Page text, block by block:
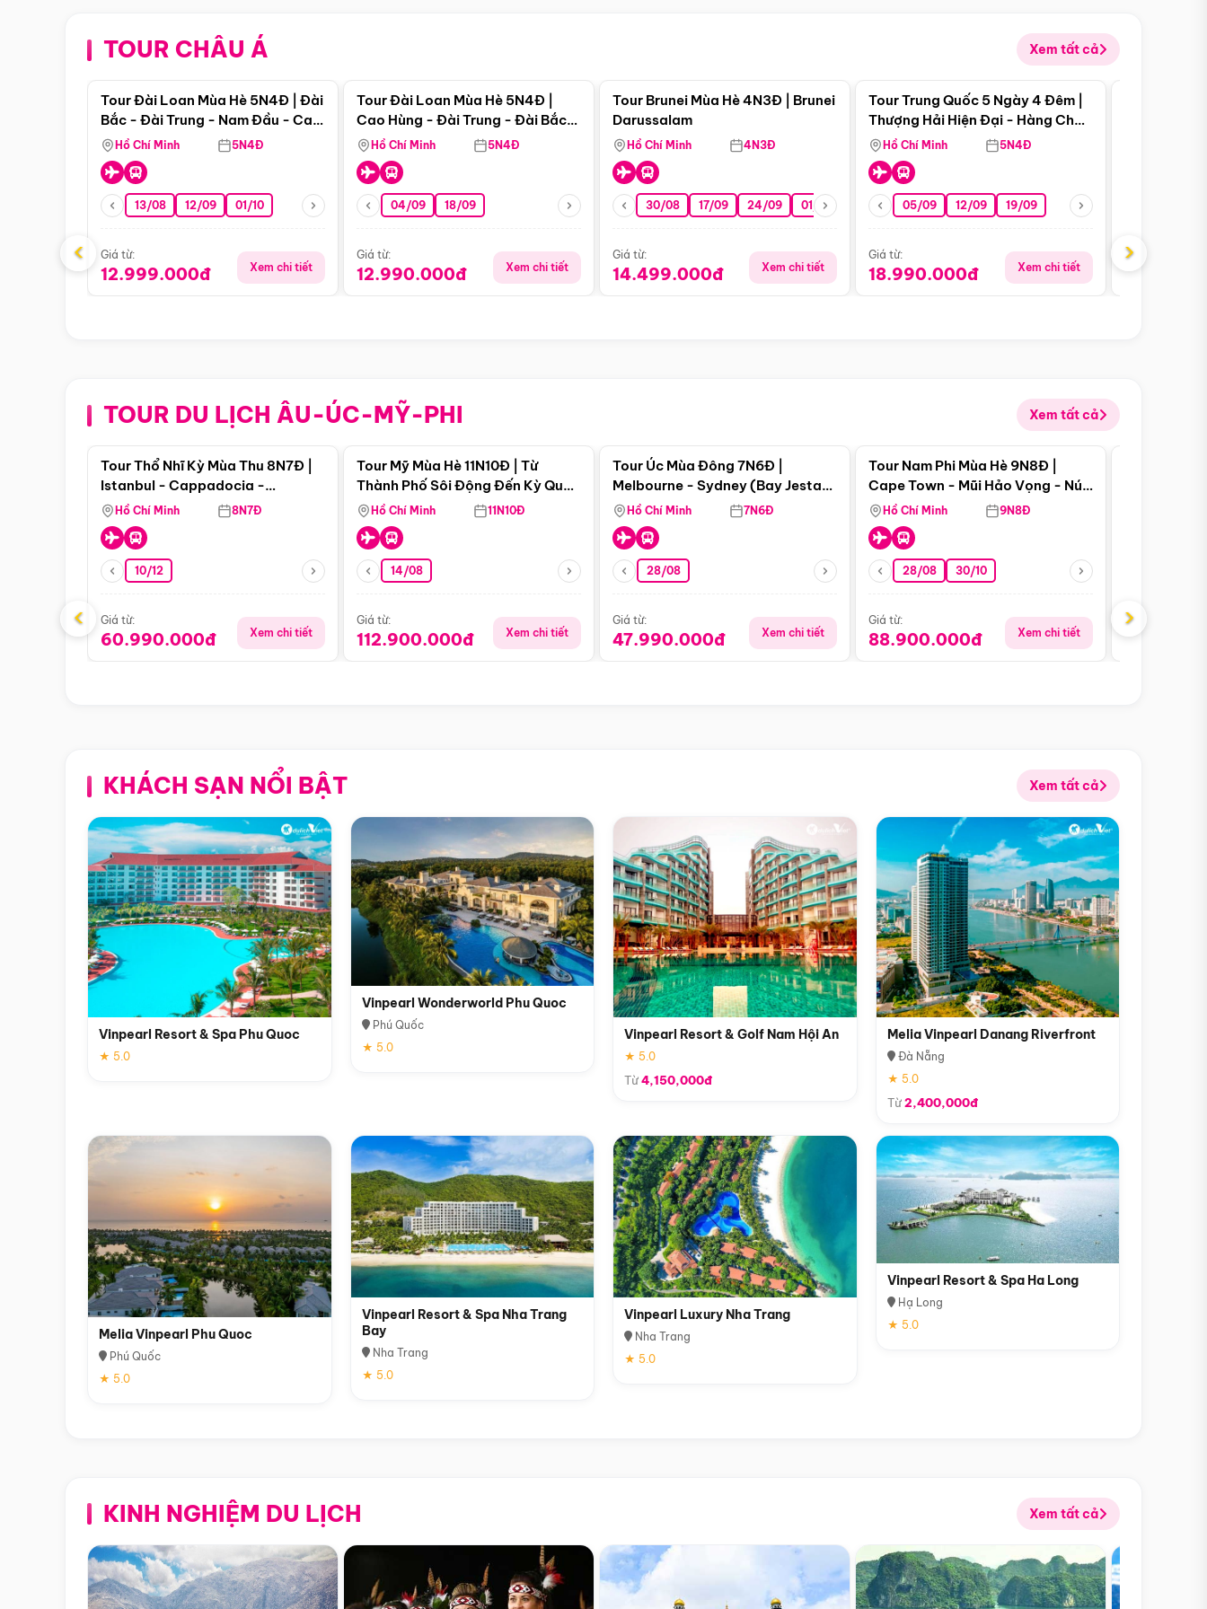
TOUR CHÂU Á Xem tất cả
Điểm nổi bật
Tour Đài Loan Mùa Hè 5N4Đ | Đài
Bắc - Đài Trung - Nam Đầu - Cao
Hùng ( Bay Vn)
Hồ Chí Minh 5N4Đ
13/08 12/09 01/10
Giá từ:
12.999.000đ Xem chi tiết
Tour Đài Loan Mùa Hè 5N4Đ |
Cao Hùng - Đài Trung - Đài Bắc
(Bay Vj)
Hồ Chí Minh 5N4Đ
04/09 18/09
Giá từ:
12.990.000đ Xem chi tiết
Tour Brunei Mùa Hè 4N3Đ | Brunei
Darussalam
Hồ Chí Minh 4N3Đ
30/08 17/09 24/09 01/10 15/10 29/10
Giá từ:
14.499.000đ Xem chi tiết
Điểm nổi bật
Tour Trung Quốc 5 Ngày 4 Đêm |
Thượng Hải Hiện Đại - Hàng Châu
Nên Thơ - Ô Trấn Cổ Kính
Hồ Chí Minh 5N4Đ
05/09 12/09 19/09
Giá từ:
18.990.000đ Xem chi tiết
Giá từ:
‹ ›
TOUR DU LỊCH ÂU-ÚC-MỸ-PHI Xem tất cả
Điểm nổi bật
Tour Thổ Nhĩ Kỳ Mùa Thu 8N7Đ |
Istanbul - Cappadocia -
Pamukkale
Hồ Chí Minh 8N7Đ
10/12
Giá từ:
60.990.000đ Xem chi tiết
Tour Mỹ Mùa Hè 11N10Đ | Từ
Thành Phố Sôi Động Đến Kỳ Quan
Thiên Nhiên Mỹ
Hồ Chí Minh 11N10Đ
14/08
Giá từ:
112.900.000đ Xem chi tiết
Tour Úc Mùa Đông 7N6Đ |
Melbourne - Sydney (Bay Jestar
Airways)
Hồ Chí Minh 7N6Đ
28/08
Giá từ:
47.990.000đ Xem chi tiết
Điểm nổi bật
Tour Nam Phi Mùa Hè 9N8Đ |
Cape Town - Mũi Hảo Vọng - Núi
Bàn - Johannesburg - Pretoria -
Safari - Lodge
Hồ Chí Minh 9N8Đ
28/08 30/10
Giá từ:
88.900.000đ Xem chi tiết
Giá từ:
‹ ›
KHÁCH SẠN NỔI BẬT Xem tất cả
Vinpearl Resort & Spa Phu Quoc
★ 5.0
Vinpearl Wonderworld Phu Quoc
Phú Quốc
★ 5.0
Vinpearl Resort & Golf Nam Hội An
★ 5.0
Từ4,150,000đ
Melia Vinpearl Danang Riverfront
Đà Nẵng
★ 5.0
Từ2,400,000đ
Melia Vinpearl Phu Quoc
Phú Quốc
★ 5.0
Vinpearl Resort & Spa Nha Trang
Bay
Nha Trang
★ 5.0
Vinpearl Luxury Nha Trang
Nha Trang
★ 5.0
Vinpearl Resort & Spa Ha Long
Hạ Long
★ 5.0
KINH NGHIỆM DU LỊCH Xem tất cả